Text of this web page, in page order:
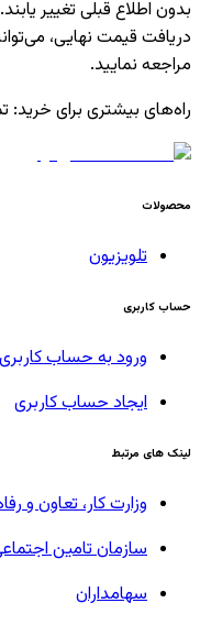
بدون اطلاع قبلی تغییر
دریافت قیمت نهایی،
مراجعه نمایید.
راه‌های بیشتری برای خرید:
محصولات
تلویزیون
حساب کاربری
ورود به حساب کاربری
ایجاد حساب کاربری
لینک های مرتبط
وزارت کار، تعاون و
سازمان تامین
سهامداران